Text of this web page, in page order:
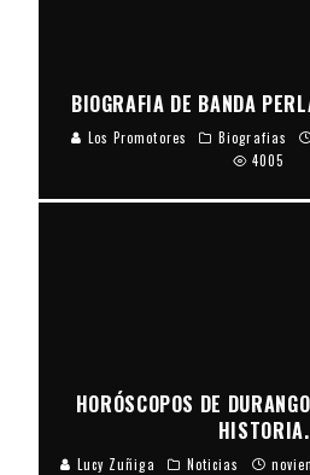
BIOGRAFIA DE BANDA
Los Promotores Biografias
4005
HORÓSCOPOS DE
HISTORIA.
Lucy Zuñiga Noticias